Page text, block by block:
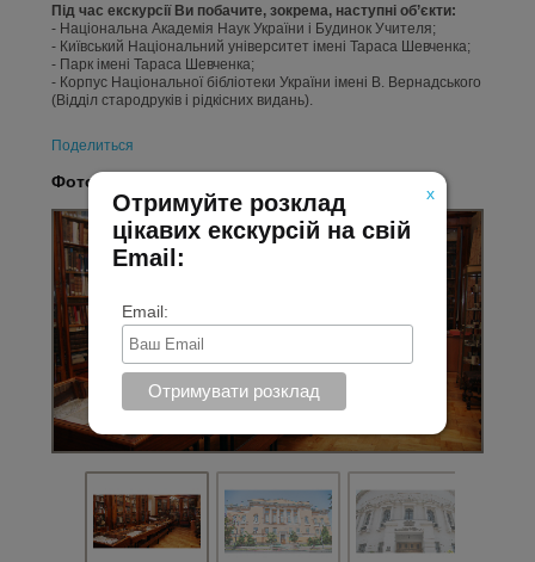
Під час екскурсії Ви побачите, зокрема, наступні об’єкти:
- Національна Академія Наук України і Будинок Учителя;
- Київський Національний університет імені Тараса Шевченка;
- Парк імені Тараса Шевченка;
- Корпус Національної бібліотеки України імені В. Вернадського
(Відділ стародруків і рідкісних видань).
Поделиться
Фотозвіт з екскурсії:
x
Отримуйте розклад
цікавих екскурсій на свій
Email:
Email: